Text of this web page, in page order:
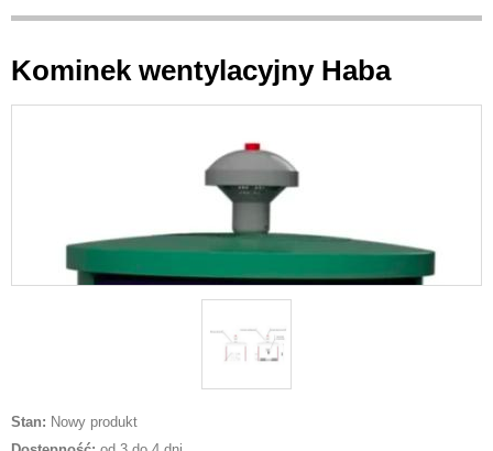
Kominek wentylacyjny Haba
Stan: Nowy produkt